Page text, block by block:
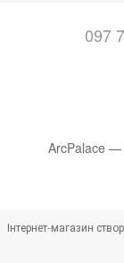
097
ArcPalace —
Інтернет-магазин